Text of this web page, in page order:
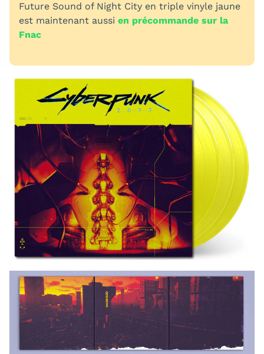
Future Sound of Night City en triple vinyle jaune
est maintenant aussi en précommande sur la
Fnac